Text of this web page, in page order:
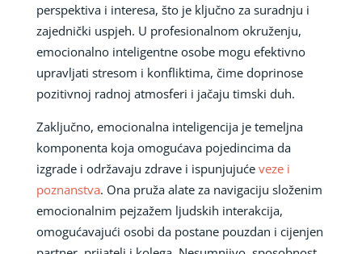
perspektiva i interesa, što je ključno za suradnju i
zajednički uspjeh. U profesionalnom okruženju,
emocionalno inteligentne osobe mogu efektivno
upravljati stresom i konfliktima, čime doprinose
pozitivnoj radnoj atmosferi i jačaju timski duh.
Zaključno, emocionalna inteligencija je temeljna
komponenta koja omogućava pojedincima da
izgrade i održavaju zdrave i ispunjujuće veze i
poznanstva. Ona pruža alate za navigaciju složenim
emocionalnim pejzažem ljudskih interakcija,
omogućavajući osobi da postane pouzdan i cijenjen